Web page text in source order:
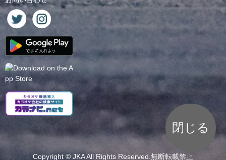
Copyright © JKAAll Rights Reserved.無断転載禁止
閉じる